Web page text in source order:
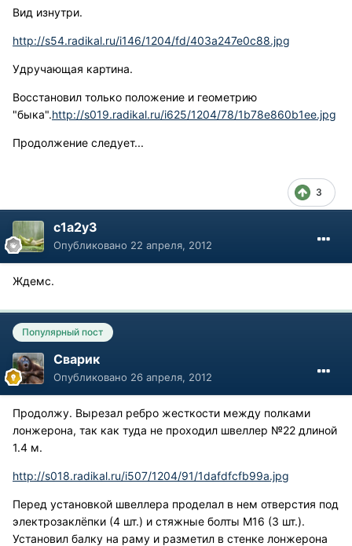
Вид изнутри.
http://s54.radikal.ru/i146/1204/fd/403a247e0c88.jpg
Удручающая картина.
Восстановил только положение и геометрию
"быка".http://s019.radikal.ru/i625/1204/78/1b78e860b1ee.jpg
Продолжение следует...
3
c1a2y3
Опубликовано 22 апреля, 2012
Ждемс.
Популярный пост
Сварик
Опубликовано 26 апреля, 2012
Продолжу. Вырезал ребро жесткости между полками
лонжерона, так как туда не проходил швеллер №22 длиной
1.4 м.
http://s018.radikal.ru/i507/1204/91/1dafdfcfb99a.jpg
Перед установкой швеллера проделал в нем отверстия под
электрозаклёпки (4 шт.) и стяжные болты М16 (3 шт.).
Установил балку на раму и разметил в стенке лонжерона